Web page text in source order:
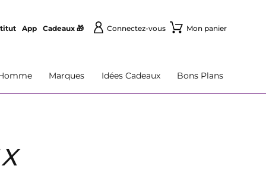
App Cadeaux 🎁 Connectez-vous Mon panier
Marques Idées Cadeaux Bons Plans